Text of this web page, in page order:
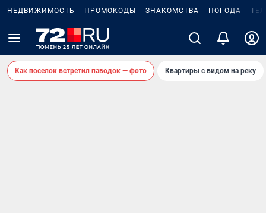
НЕДВИЖИМОСТЬ ПРОМОКОДЫ ЗНАКОМСТВА ПОГОДА
Как поселок встретил паводок — фото Квартиры с видом на реку